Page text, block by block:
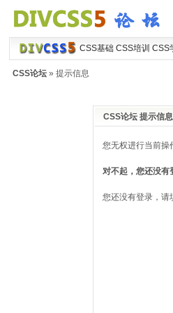
CSS基础 CSS培训 CSS
CSS论坛 » 提示信息
CSS论坛 提示信息
您无权进行当前操
对不起，您还没有
您还没有登录，请